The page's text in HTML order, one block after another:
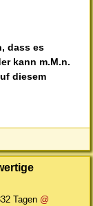
dass es
kann m.M.n.
diesem
Tagen @